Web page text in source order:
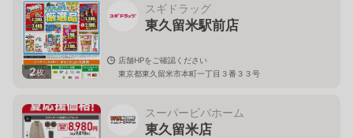
2枚
スギドラッグ
東久留米駅前店
店舗HPをご確認ください
東京都東久留米市本町一丁目３番３３号
スーパービバホーム
東久留米店